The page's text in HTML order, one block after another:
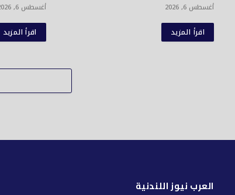
أغسطس 6, 2026
اقرأ المزيد
أغسطس 6, 2026
اقرأ المزيد
العرب نيوز اللندنية